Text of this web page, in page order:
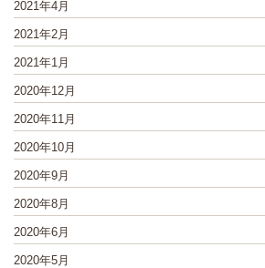
2021年4月
2021年2月
2021年1月
2020年12月
2020年11月
2020年10月
2020年9月
2020年8月
2020年6月
2020年5月